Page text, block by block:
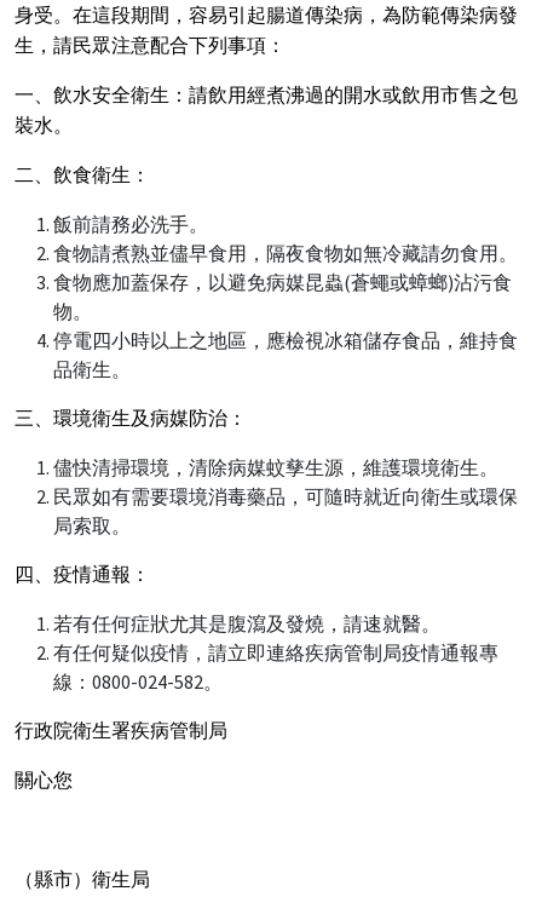
身受。在這段期間，容易引起腸道傳染病，為防範傳染病發
生，請民眾注意配合下列事項：
一、飲水安全衛生：請飲用經煮沸過的開水或飲用市售之包
裝水。
二、飲食衛生：
飯前請務必洗手。
食物請煮熟並儘早食用，隔夜食物如無冷藏請勿食用。
食物應加蓋保存，以避免病媒昆蟲(蒼蠅或蟑螂)沾污食
物。
停電四小時以上之地區，應檢視冰箱儲存食品，維持食
品衛生。
三、環境衛生及病媒防治：
儘快清掃環境，清除病媒蚊孳生源，維護環境衛生。
民眾如有需要環境消毒藥品，可隨時就近向衛生或環保
局索取。
四、疫情通報：
若有任何症狀尤其是腹瀉及發燒，請速就醫。
有任何疑似疫情，請立即連絡疾病管制局疫情通報專
線：0800-024-582。
行政院衛生署疾病管制局
關心您
（縣市）衛生局